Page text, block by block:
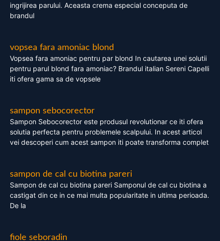
ingrijirea parului. Aceasta crema especial conceputa de
brandul
vopsea fara amoniac blond
Vopsea fara amoniac pentru par blond In cautarea unei solutii
pentru parul blond fara amoniac? Brandul italian Sereni Capelli
iti ofera gama sa de vopsele
sampon sebocorector
Sampon Sebocorector este produsul revolutionar ce iti ofera
solutia perfecta pentru problemele scalpului. In acest articol
vei descoperi cum acest sampon iti poate transforma complet
sampon de cal cu biotina pareri
Sampon de cal cu biotina pareri Samponul de cal cu biotina a
castigat din ce in ce mai multa popularitate in ultima perioada.
De la
fiole seboradin